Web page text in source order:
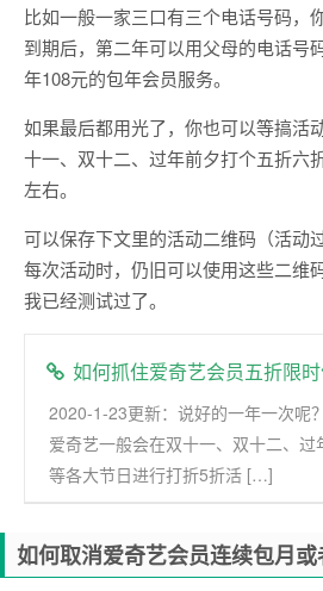
比如一般一家三口有三个电话号码，
到期后，第二年可以用父母的电话号
年108元的包年会员服务。
如果最后都用光了，你也可以等搞活
十一、双十二、过年前夕打个五折六
左右。
可以保存下文里的活动二维码（活动
每次活动时，仍旧可以使用这些二维
我已经测试过了。
如何抓住爱奇艺会员五折限时优
2020-1-23更新：说好的一年一次呢
爱奇艺一般会在双十一、双十二、过
等各大节日进行打折5折活 […]
如何取消爱奇艺会员连续包月或